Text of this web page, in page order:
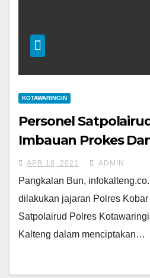
KOTAWARINGIN
Personel
Imbauan Prokes
APR 18, 2021 ADMIN
Pangkalan Bun,
dilakukan jajaran Polres
Satpolairud Polres
Kalteng dalam menciptakan…